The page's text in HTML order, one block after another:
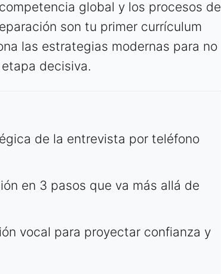
global y los procesos de
son tu primer currículum
las estrategias modernas para no
decisiva.
de la entrevista por teléfono
en 3 pasos que va más allá de
vocal para proyectar confianza y